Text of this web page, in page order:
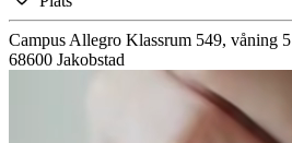
Campus Allegro Klassrum 549, våning 5
68600 Jakobstad